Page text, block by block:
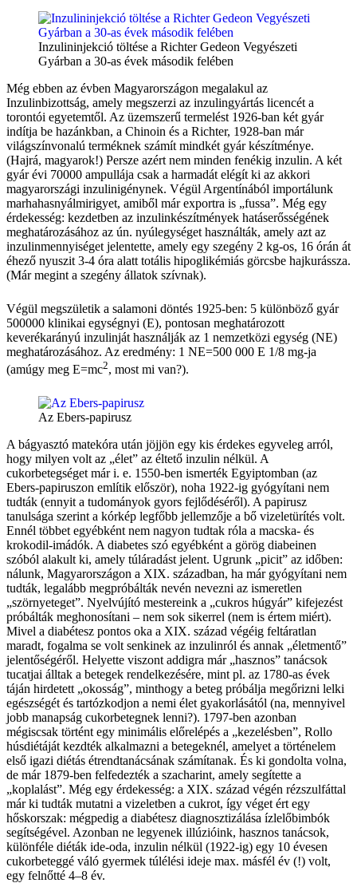
Inzulininjekció töltése a Richter Gedeon Vegyészeti
Gyárban a 30-as évek második felében
Még ebben az évben Magyarországon megalakul az
Inzulinbizottság, amely megszerzi az inzulingyártás licencét a
torontói egyetemtől. Az üzemszerű termelést 1926-ban két gyár
indítja be hazánkban, a Chinoin és a Richter, 1928-ban már
világszínvonalú terméknek számít mindkét gyár készítménye.
(Hajrá, magyarok!) Persze azért nem minden fenékig inzulin. A két
gyár évi 70000 ampullája csak a harmadát elégít ki az akkori
magyarországi inzulinigénynek. Végül Argentínából importálunk
marhahasnyálmirigyet, amiből már exportra is „fussa”. Még egy
érdekesség: kezdetben az inzulinkészítmények hatáserősségének
meghatározásához az ún. nyúlegységet használták, amely azt az
inzulinmennyiséget jelentette, amely egy szegény 2 kg-os, 16 órán át
éhező nyuszit 3-4 óra alatt totális hipoglikémiás görcsbe hajkurássza.
(Már megint a szegény állatok szívnak).
Végül megszületik a salamoni döntés 1925-ben: 5 különböző gyár
500000 klinikai egységnyi (E), pontosan meghatározott
keverékarányú inzulinját használják az 1 nemzetközi egység (NE)
meghatározásához. Az eredmény: 1 NE=500 000 E 1/8 mg-ja
(amúgy meg E=mc2, most mi van?).
Az Ebers-papirusz
A bágyasztó matekóra után jöjjön egy kis érdekes egyveleg arról,
hogy milyen volt az „élet” az éltető inzulin nélkül. A
cukorbetegséget már i. e. 1550-ben ismerték Egyiptomban (az
Ebers-papiruszon említik először), noha 1922-ig gyógyítani nem
tudták (ennyit a tudományok gyors fejlődéséről). A papirusz
tanulsága szerint a kórkép legfőbb jellemzője a bő vizeletürítés volt.
Ennél többet egyébként nem nagyon tudtak róla a macska- és
krokodil-imádók. A diabetes szó egyébként a görög diabeinen
szóból alakult ki, amely túláradást jelent. Ugrunk „picit” az időben:
nálunk, Magyarországon a XIX. században, ha már gyógyítani nem
tudták, legalább megpróbálták nevén nevezni az ismeretlen
„szörnyeteget”. Nyelvújító mestereink a „cukros húgyár” kifejezést
próbálták meghonosítani – nem sok sikerrel (nem is értem miért).
Mivel a diabétesz pontos oka a XIX. század végéig feltáratlan
maradt, fogalma se volt senkinek az inzulinról és annak „életmentő”
jelentőségéről. Helyette viszont addigra már „hasznos” tanácsok
tucatjai álltak a betegek rendelkezésére, mint pl. az 1780-as évek
táján hirdetett „okosság”, minthogy a beteg próbálja megőrizni lelki
egészségét és tartózkodjon a nemi élet gyakorlásától (na, mennyivel
jobb manapság cukorbetegnek lenni?). 1797-ben azonban
mégiscsak történt egy minimális előrelépés a „kezelésben”, Rollo
húsdiétáját kezdték alkalmazni a betegeknél, amelyet a történelem
első igazi diétás étrendtanácsának számítanak. És ki gondolta volna,
de már 1879-ben felfedezték a szacharint, amely segítette a
„koplalást”. Még egy érdekesség: a XIX. század végén rézszulfáttal
már ki tudták mutatni a vizeletben a cukrot, így véget ért egy
hőskorszak: mégpedig a diabétesz diagnosztizálása ízlelőbimbók
segítségével. Azonban ne legyenek illúzióink, hasznos tanácsok,
különféle diéták ide-oda, inzulin nélkül (1922-ig) egy 10 évesen
cukorbeteggé váló gyermek túlélési ideje max. másfél év (!) volt,
egy felnőtté 4–8 év.